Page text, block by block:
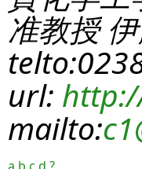
准教授
url:
mailto:c1